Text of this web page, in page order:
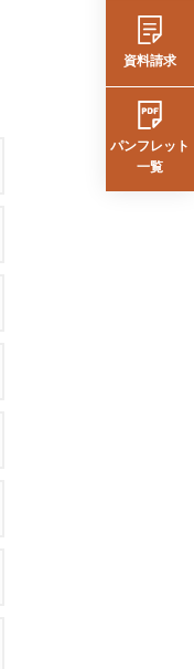
資料請求
パンフレット
一覧